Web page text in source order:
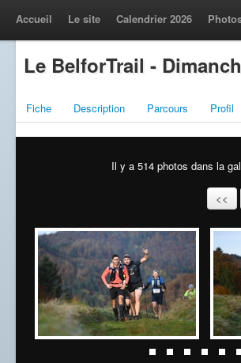
Accueil Le site Calendrier 2026
Le BelforTrail -
Fiche Description Parcours Profil
Il y a 514 photos dans la
<<